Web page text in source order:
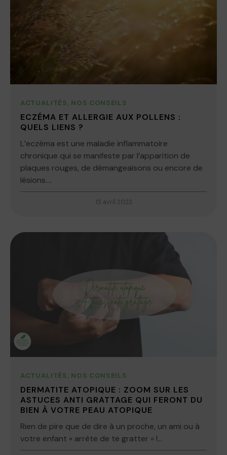
ACTUALITÉS, NOS CONSEILS
ECZÉMA ET ALLERGIE AUX POLLENS :
QUELS LIENS ?
L’eczéma est une maladie inflammatoire
chronique qui se manifeste par l’apparition de
plaques rouges, de démangeaisons ou encore de
lésions....
15 avril 2023
ACTUALITÉS, NOS CONSEILS
DERMATITE ATOPIQUE : ZOOM SUR LES
ASTUCES ANTI GRATTAGE QUI FERONT DU
BIEN À VOTRE PEAU ATOPIQUE
Rien de pire que de dire à un proche, un ami ou à
votre enfant « arrête de te gratter » !...